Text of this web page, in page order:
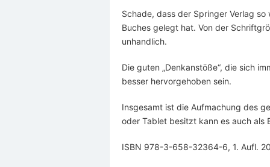
Schade, dass der Springer Verlag
Buches gelegt hat. Von der
unhandlich.
Die guten „Denkanstöße“, die sich
besser hervorgehoben sein.
Insgesamt ist die Aufmachung des
oder Tablet besitzt kann es auch als
ISBN 978-3-658-32364-6, 1. Aufl.